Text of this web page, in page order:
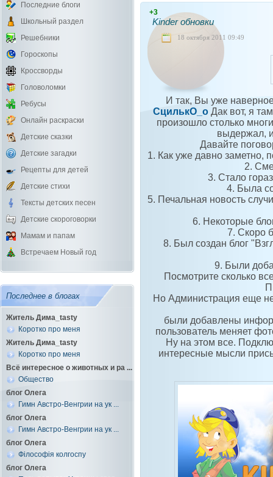
Последние блоги
Школьный раздел
Решебники
Гороскопы
Кроссворды
Головоломки
Ребусы
Онлайн раскраски
Детские сказки
Детские загадки
Рецепты для детей
Детские стихи
Тексты детских песен
Детские скороговорки
Мамам и папам
Встречаем Новый год
Последнее в блогах
Житель Дима_tasty
Коротко про меня
Житель Дима_tasty
Коротко про меня
Всё интересное о животных и ра ...
Общество
блог Олега
Гимн Австро-Венгрии на ук ...
блог Олега
Гимн Австро-Венгрии на ук ...
блог Олега
Філософія колгоспу
блог Олега
+3
Kinder обновки
18 октября 2011 09:49
И так, Вы уже
СцилькО_оДак вот, я
произошло столько
выдержал,
Давайте
1. Как уже давно заметно,
2.
3. Стало
4. Была
5. Печальная новость
6. Некоторые
7. Скоро
8. Был создан блог
9. Были
Посмотрите сколько
Но Администрация еще
были добавлены
пользователь меняет
Ну на этом все.
интересные мысли